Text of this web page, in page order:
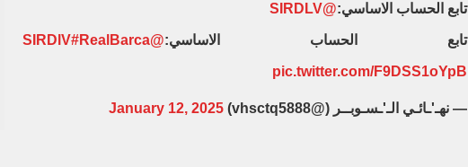
تابع الحساب الاساسي:@SIRDLV
تابع الحساب الاساسي:@SIRDlV
#RealBarca
pic.twitter.com/F9DSS1oYpB
— نهـ'ـائـي الـ'ـسـوبــر (@vhsctq5888) January 12, 2025